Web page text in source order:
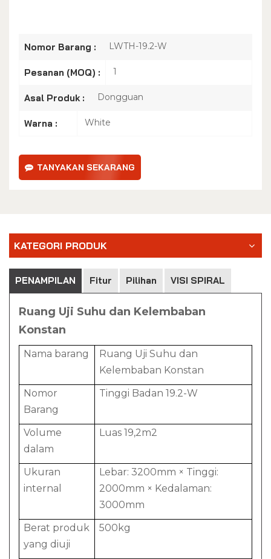
Nomor Barang : LWTH-19.2-W
Pesanan (MOQ) : 1
Asal Produk : Dongguan
Warna : White
TANYAKAN SEKARANG
KATEGORI PRODUK
PENAMPILAN Fitur Pilihan VISI SPIRAL
Ruang Uji Suhu dan Kelembaban
Konstan
Nama barang
Ruang Uji Suhu dan
Kelembaban Konstan
Nomor
Barang
Tinggi Badan 19.2-W
Volume
dalam
Luas 19,2m2
Ukuran
internal
Lebar: 3200mm × Tinggi:
2000mm × Kedalaman:
3000mm
Berat produk
yang diuji
500kg